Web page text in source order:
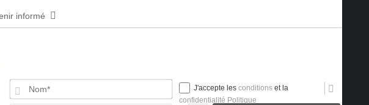
informé
Nom*
J'accepte les conditions et la
confidentialité Politique